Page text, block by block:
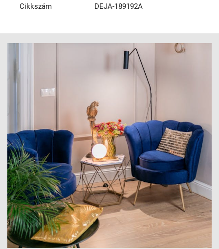
Cikkszám DEJA-189192A